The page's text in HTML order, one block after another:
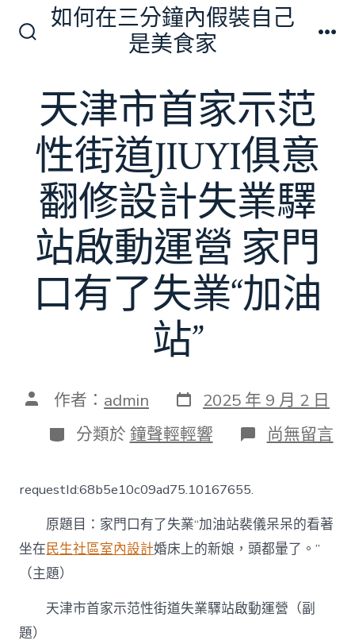
換
開
關
如何在三分鐘內假裝自己
是美食家
天津市首家示范
性街道JIUYI俱意
翻修設計失業驛
站啟動運營 家門
口有了失業“加油
站”
文 作者： admin 發
表
日
期
2025 年 9 月 2 日
分
類
分類於 鐘聲輕輕響 在
〈天
家
示
范
性
JIUYI
尚無留言
requestId:68b5e10c09ad75.10167655.
原題目：家門口有了失業“加油站裴儀呆呆的看著
坐在民生社區室內設計婚床上的新娘，頭都暈了。”
（主題）
天津市首家示范性街道失業驛站啟動運營（副
題）